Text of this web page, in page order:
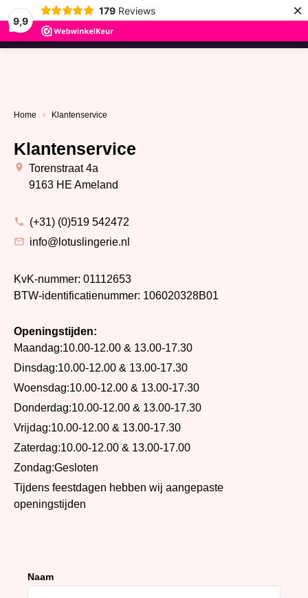
9,9
179 Reviews ×
menu
Home Klantenservice
Klantenservice
Torenstraat 4a
9163 HE Ameland
(+31) (0)519 542472
info@lotuslingerie.nl
KvK-nummer: 01112653
BTW-identificatienummer: 106020328B01
Openingstijden:
Maandag:10.00-12.00 & 13.00-17.30
Dinsdag:10.00-12.00 & 13.00-17.30
Woensdag:10.00-12.00 & 13.00-17.30
Donderdag:10.00-12.00 & 13.00-17.30
Vrijdag:10.00-12.00 & 13.00-17.30
Zaterdag:10.00-12.00 & 13.00-17.00
Zondag:Gesloten
Tijdens feestdagen hebben wij aangepaste
openingstijden
Naam